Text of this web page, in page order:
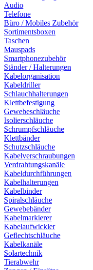
Audio
Telefone
Büro / Mobiles Zubehör
Sortimentsboxen
Taschen
Mauspads
Smartphonezubehör
Ständer / Halterungen
Kabelorganisation
Kabeldriller
Schlauchhalterungen
Klettbefestigung
Gewebeschläuche
Isolierschläuche
Schrumpfschläuche
Klettbänder
Schutzschläuche
Kabelverschraubungen
Verdrahtungskanäle
Kabeldurchführungen
Kabelhalterungen
Kabelbinder
Spiralschläuche
Gewebebänder
Kabelmarkierer
Kabelaufwickler
Geflechtschläuche
Kabelkanäle
Solartechnik
Tierabwehr